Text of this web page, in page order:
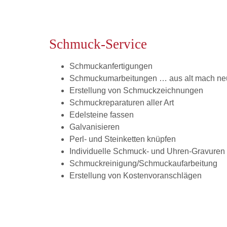
Schmuck-Service
Schmuckanfertigungen
Schmuckumarbeitungen … aus alt mach
Erstellung von Schmuckzeichnungen
Schmuckreparaturen aller Art
Edelsteine fassen
Galvanisieren
Perl- und Steinketten knüpfen
Individuelle Schmuck- und Uhren-Gravuren
Schmuckreinigung/Schmuckaufarbeitung
Erstellung von Kostenvoranschlägen